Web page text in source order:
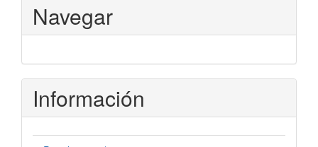
Navegar
Información